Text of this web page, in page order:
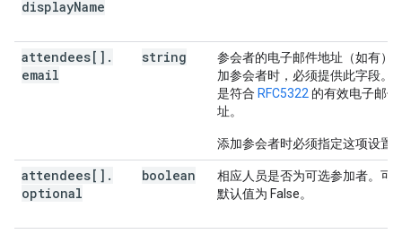
displayName
attendees[] .
email
string
参会者的电子邮件地址（如有）
加参会者时，必须提供此字段。
是符合 RFC5322 的有效电子邮件
址。
添加参会者时必须指定这项设置
attendees[] .
optional
boolean
相应人员是否为可选参加者。可
默认值为 False。